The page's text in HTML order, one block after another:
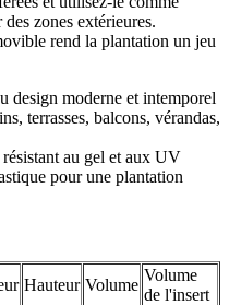
zones extérieures.
rend la plantation un jeu
design moderne et intemporel
terrasses, balcons, vérandas,
au gel et aux UV
pour une plantation
Hauteur Volume
Volume
de l'insert